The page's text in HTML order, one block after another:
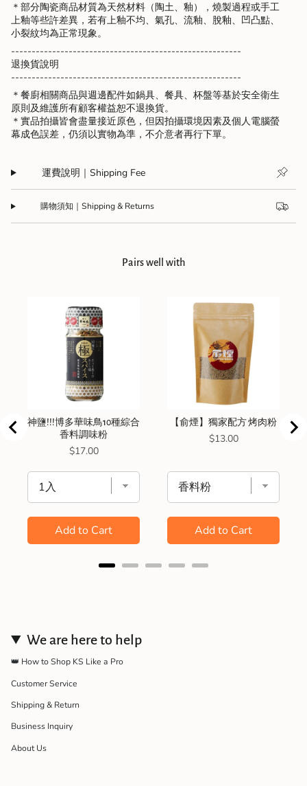
＊部分陶瓷商品材質為天然材料（陶土、釉），燒製過程或手工
上釉等些許差異，若有上釉不均、氣孔、流釉、脫釉、凹凸點、
小裂紋均為正常現象。
--------------------------------------------------------
退換貨說明
--------------------------------------------------------
＊餐廚相關商品與週邊配件如鍋具、餐具、杯盤等基於安全衛生
原則及維護所有顧客權益恕不退換貨。
＊實品拍攝皆會盡量接近原色，但因拍攝環境因素及個人電腦螢
幕成色誤差，仍須以實物為準，不介意者再行下單。
運費說明｜Shipping Fee
購物須知｜Shipping & Returns
Pairs well with
神鹽!!!博多華味鳥10種綜合
香料調味粉
Price
$17.00
Add to Cart
【俞煙】獨家配方 烤肉粉
Price
$13.00
Add to Cart
We are here to help
👑 How to Shop KS Like a Pro
Customer Service
Shipping & Return
Business Inquiry
About Us